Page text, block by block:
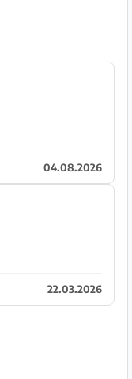
04.08.2026
22.03.2026